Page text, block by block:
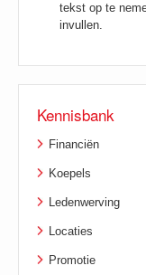
tekst op te
invullen.
Kennisbank
Financiën
Koepels
Ledenwerving
Locaties
Promotie